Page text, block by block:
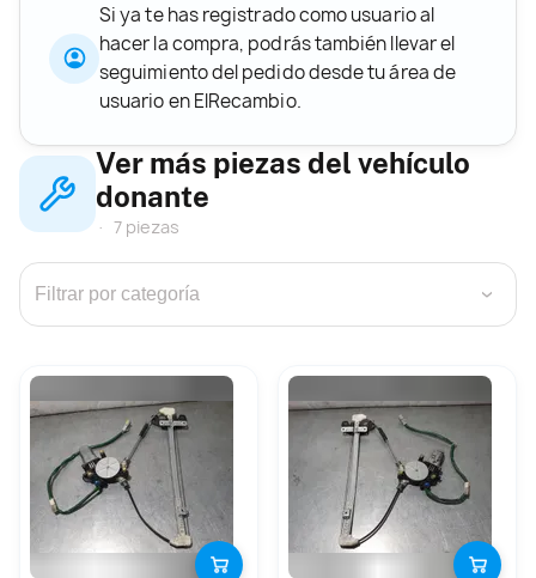
Si ya te has registrado como usuario al
hacer la compra, podrás también llevar el
seguimiento del pedido desde tu área de
usuario en ElRecambio.
Ver más piezas del vehículo
donante
7 piezas
›